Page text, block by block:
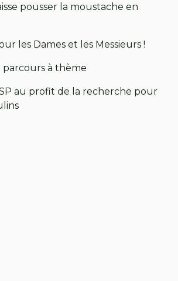
pousser la moustache en
les Dames et les Messieurs !
à thème
au profit de la recherche pour